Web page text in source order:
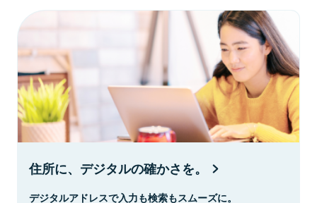
住所に、デジタルの確かさを。
デジタルアドレスで入力も検索もスムーズに。